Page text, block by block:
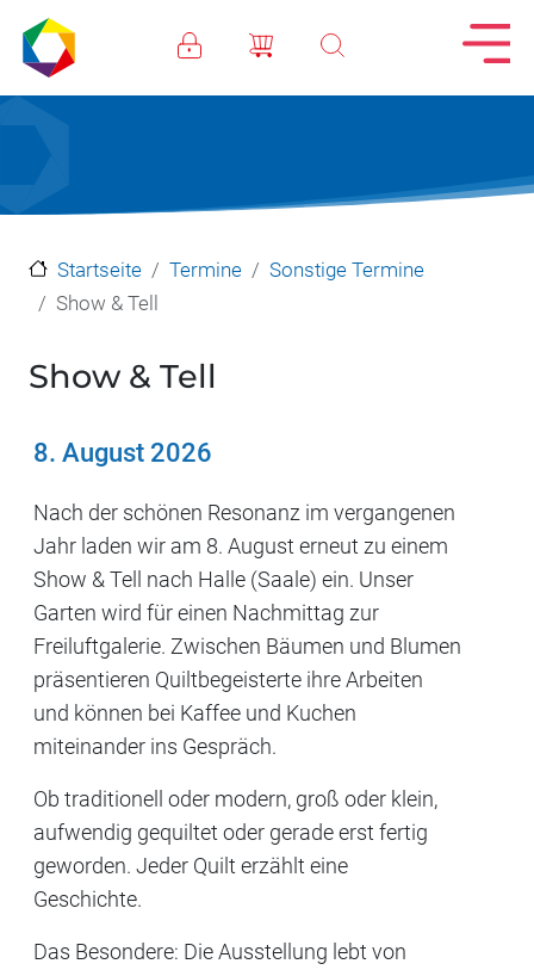
Direkt zum Inhalt
Startseite Termine
Sonstige Termine
Show & Tell
Show & Tell
8. August 2026
Nach der schönen Resonanz im vergangenen
Jahr laden wir am 8. August erneut zu einem
Show & Tell nach Halle (Saale) ein. Unser
Garten wird für einen Nachmittag zur
Freiluftgalerie. Zwischen Bäumen und Blumen
präsentieren Quiltbegeisterte ihre Arbeiten
und können bei Kaffee und Kuchen
miteinander ins Gespräch.
Ob traditionell oder modern, groß oder klein,
aufwendig gequiltet oder gerade erst fertig
geworden. Jeder Quilt erzählt eine
Geschichte.
Das Besondere: Die Ausstellung lebt von